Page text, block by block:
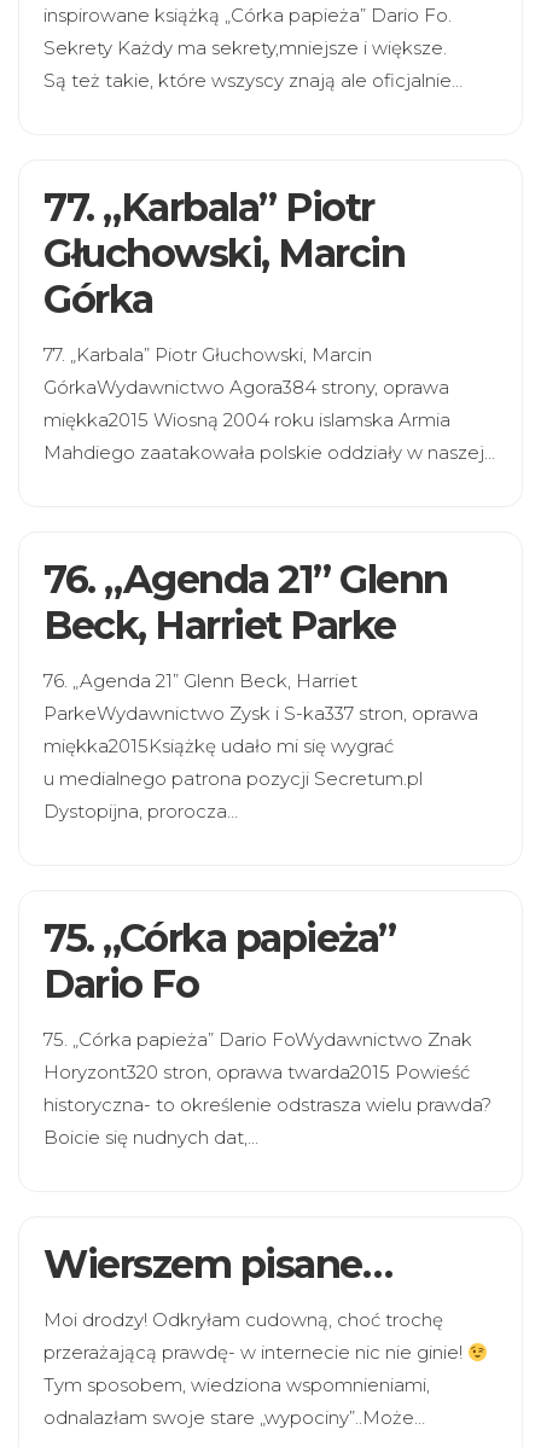
inspirowane książką „Córka papieża” Dario Fo.
Sekrety Każdy ma sekrety,mniejsze i większe.
Są też takie, które wszyscy znają ale oficjalnie…
77. „Karbala” Piotr
Głuchowski, Marcin
Górka
77. „Karbala” Piotr Głuchowski, Marcin
GórkaWydawnictwo Agora384 strony, oprawa
miękka2015 Wiosną 2004 roku islamska Armia
Mahdiego zaatakowała polskie oddziały w naszej…
76. „Agenda 21” Glenn
Beck, Harriet Parke
76. „Agenda 21” Glenn Beck, Harriet
ParkeWydawnictwo Zysk i S-ka337 stron, oprawa
miękka2015Książkę udało mi się wygrać
u medialnego patrona pozycji Secretum.pl
Dystopijna, prorocza…
75. „Córka papieża”
Dario Fo
75. „Córka papieża” Dario FoWydawnictwo Znak
Horyzont320 stron, oprawa twarda2015 Powieść
historyczna- to określenie odstrasza wielu prawda?
Boicie się nudnych dat,…
Wierszem pisane…
Moi drodzy! Odkryłam cudowną, choć trochę
przerażającą prawdę- w internecie nic nie ginie!
Tym sposobem, wiedziona wspomnieniami,
odnalazłam swoje stare „wypociny”..Może…